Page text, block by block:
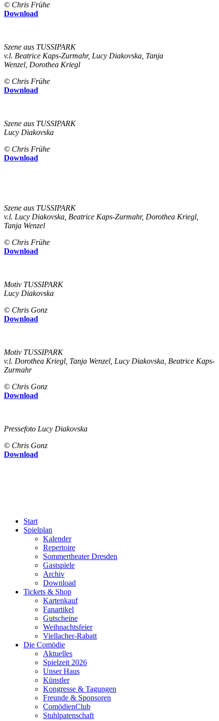
© Chris Frühe
Download
Szene aus TUSSIPARK
v.l. Beatrice Kaps-Zurmahr, Lucy Diakovska, Tanja
Wenzel, Dorothea Kriegl
© Chris Frühe
Download
Szene aus TUSSIPARK
Lucy Diakovska
© Chris Frühe
Download
Szene aus TUSSIPARK
v.l. Lucy Diakovska, Beatrice Kaps-Zurmahr, Dorothea Kriegl,
Tanja Wenzel
© Chris Frühe
Download
Motiv TUSSIPARK
Lucy Diakovska
© Chris Gonz
Download
Motiv TUSSIPARK
v.l. Dorothea Kriegl, Tanja Wenzel, Lucy Diakovska, Beatrice Kaps-
Zurmahr
© Chris Gonz
Download
Pressefoto Lucy Diakovska
© Chris Gonz
Download
Start
Spielplan
Kalender
Repertoire
Sommertheater Dresden
Gastspiele
Archiv
Download
Tickets & Shop
Kartenkauf
Fanartikel
Gutscheine
Weihnachtsfeier
Viellacher-Rabatt
Die Comödie
Aktuelles
Spielzeit 2026
Unser Haus
Künstler
Kongresse & Tagungen
Freunde & Sponsoren
ComödienClub
Stuhlpatenschaft